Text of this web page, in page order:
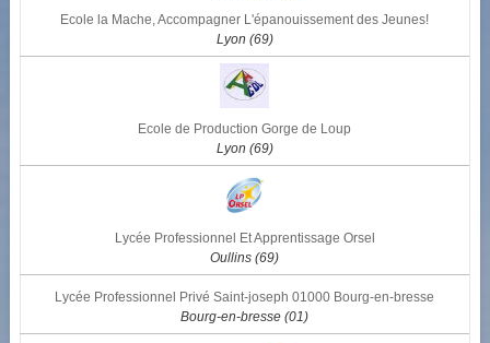
Ecole la Mache, Accompagner L'épanouissement des Jeunes!
Lyon (69)
Ecole de Production Gorge de Loup
Lyon (69)
Lycée Professionnel Et Apprentissage Orsel
Oullins (69)
Lycée Professionnel Privé Saint-joseph 01000 Bourg-en-bresse
Bourg-en-bresse (01)